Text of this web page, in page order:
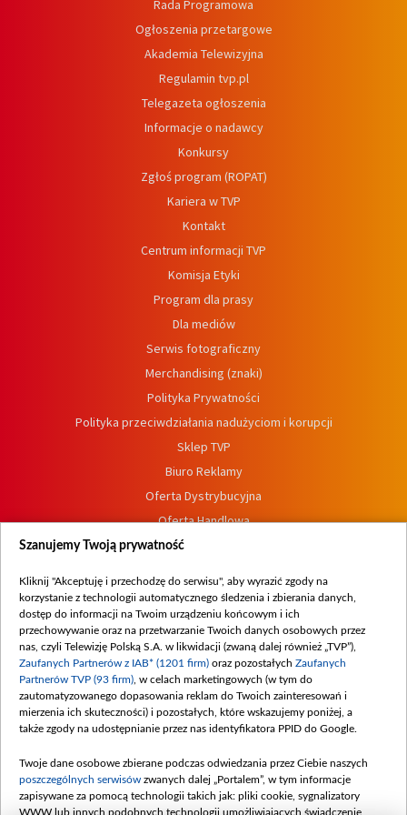
Rada Programowa
Ogłoszenia przetargowe
Akademia Telewizyjna
Regulamin tvp.pl
Telegazeta ogłoszenia
Informacje o nadawcy
Konkursy
Zgłoś program (ROPAT)
Kariera w TVP
Kontakt
Centrum informacji TVP
Komisja Etyki
Program dla prasy
Dla mediów
Serwis fotograficzny
Merchandising (znaki)
Polityka Prywatności
Polityka przeciwdziałania nadużyciom i korupcji
Sklep TVP
Biuro Reklamy
Oferta Dystrybucyjna
Oferta Handlowa
Dostępność
Procedura zgłoszeń wewnętrznych
Szanujemy Twoją prywatność
Kliknij "Akceptuję i przechodzę do serwisu", aby wyrazić zgody na
korzystanie z technologii automatycznego śledzenia i zbierania danych,
dostęp do informacji na Twoim urządzeniu końcowym i ich
przechowywanie oraz na przetwarzanie Twoich danych osobowych przez
nas, czyli Telewizję Polską S.A. w likwidacji (zwaną dalej również „TVP”),
Zaufanych Partnerów z IAB* (1201 firm) oraz pozostałych Zaufanych
Partnerów TVP (93 firm) , w celach marketingowych (w tym do
zautomatyzowanego dopasowania reklam do Twoich zainteresowań i
mierzenia ich skuteczności) i pozostałych, które wskazujemy poniżej, a
także zgody na udostępnianie przez nas identyfikatora PPID do Google.
Twoje dane osobowe zbierane podczas odwiedzania przez Ciebie naszych
poszczególnych serwisów zwanych dalej „Portalem”, w tym informacje
zapisywane za pomocą technologii takich jak: pliki cookie, sygnalizatory
WWW lub innych podobnych technologii umożliwiających świadczenie